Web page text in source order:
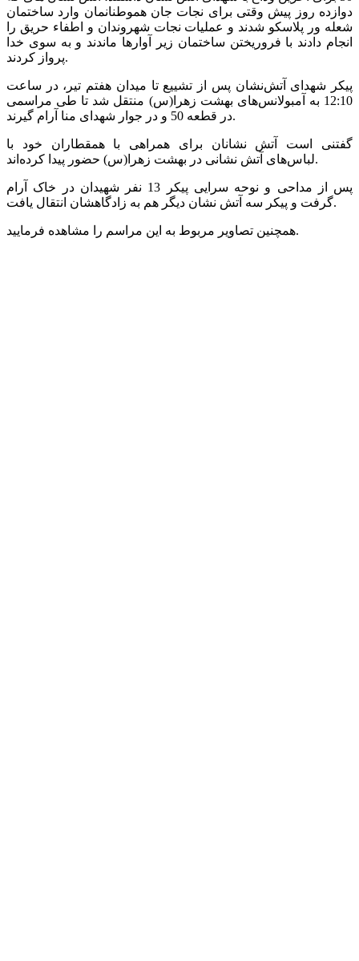
دوازده روز پیش وقتی برای نجات جان هموطنانمان وارد ساختمان
شعله ور پلاسکو شدند و عملیات نجات شهروندان و اطفاء حریق را
انجام دادند با فروریختن ساختمان زیر آوارها ماندند و به سوی خدا
پرواز کردند.
پیکر شهدای آتش‌نشان پس از تشییع تا میدان هفتم تیر، در ساعت
12:10 به آمبولانس‌های بهشت زهرا(س) منتقل شد تا طی مراسمی
در قطعه 50 و در جوار شهدای منا آرام گیرند.
گفتنی است آتش نشانان برای همراهی با همقطاران خود با
لباس‌های آتش نشانی در بهشت زهرا(س) حضور پیدا کرده‌اند.
پس از مداحی و نوحه سرایی پیکر 13 نفر شهیدان در خاک آرام
گرفت و پیکر سه آتش نشان دیگر هم به زادگاهشان انتقال یافت.
همچنین تصاویر مربوط به این مراسم را مشاهده فرمایید.